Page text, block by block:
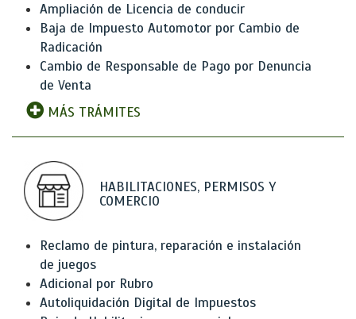
Ampliación de Licencia de conducir
Baja de Impuesto Automotor por Cambio de
Radicación
Cambio de Responsable de Pago por Denuncia
de Venta
MÁS TRÁMITES
HABILITACIONES, PERMISOS Y
COMERCIO
Reclamo de pintura, reparación e instalación
de juegos
Adicional por Rubro
Autoliquidación Digital de Impuestos